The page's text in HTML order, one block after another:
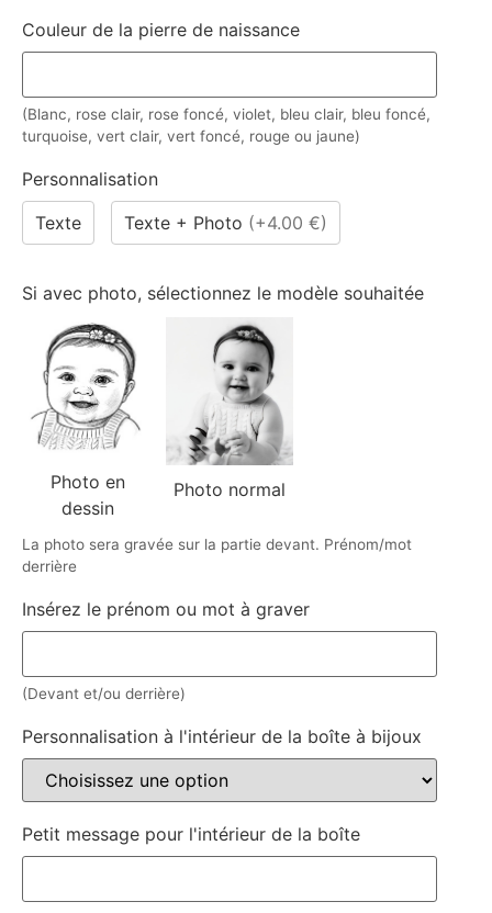
Couleur de la pierre de naissance
(Blanc, rose clair, rose foncé, violet, bleu clair, bleu foncé,
turquoise, vert clair, vert foncé, rouge ou jaune)
Personnalisation
Texte Texte + Photo (+4.00 €)
Si avec photo, sélectionnez le modèle souhaitée
Photo en
dessin
Photo normal
La photo sera gravée sur la partie devant. Prénom/mot
derrière
Insérez le prénom ou mot à graver
(Devant et/ou derrière)
Personnalisation à l'intérieur de la boîte à bijoux
Petit message pour l'intérieur de la boîte